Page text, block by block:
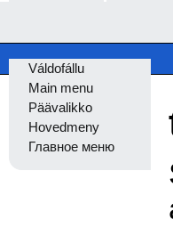
Váldofállu
Main menu
Päävalikko
Hovedmeny
Главное меню